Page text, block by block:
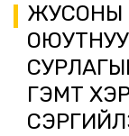
ЖУСОНЫ
ГЭМТ
СЭРГИЙЛЭХ